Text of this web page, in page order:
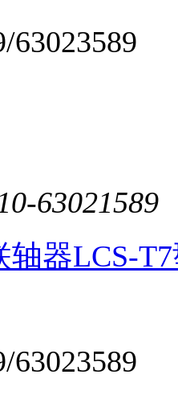
63023589
63021589
器LCS-
63023589